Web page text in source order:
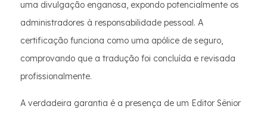
uma divulgação enganosa, expondo potencialmente os
administradores à responsabilidade pessoal. A
certificação funciona como uma apólice de seguro,
comprovando que a tradução foi concluída e revisada
profissionalmente.
A verdadeira garantia é a presença de um Editor Sênior